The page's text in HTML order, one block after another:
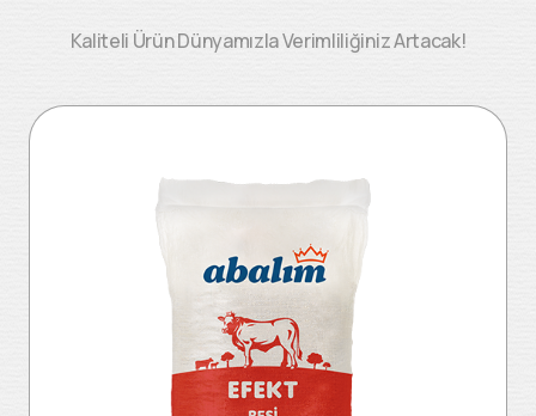
Kaliteli Ürün Dünyamızla Verimliliğiniz Artacak!